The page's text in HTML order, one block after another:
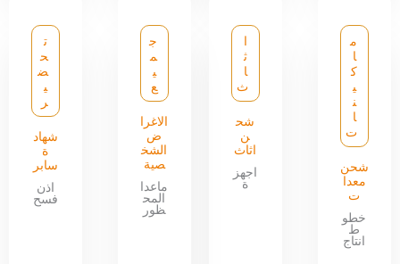
م
ا
ك
ي
ن
ا
ت
شحن
معدا
ت
خطو
ط
انتاج
ث
ا
ث
شح
ن
اثاث
اجهز
ة
ج
م
ي
ع
الاغرا
ض
الشخ
صية
ماعدا
المح
ظور
ت
ح
ض
ي
ر
شهاد
ة
سابر
اذن
فسح